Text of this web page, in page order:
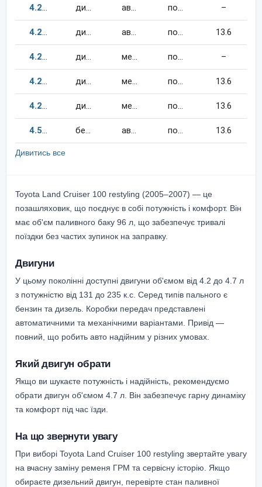
4.2131 дизель автомат повний –
4.2204 дизель автомат повний 13.6
4.2180 дизель механіка повний –
4.2204 дизель механіка повний 13.6
4.2131 дизель механіка повний 13.6
4.5212 бензин автомат повний 13.6
Дивитись все
Toyota Land Cruiser 100 restyling (2005–2007) — це
позашляховик, що поєднує в собі потужність і комфорт. Він
має об'єм паливного баку 96 л, що забезпечує тривалі
поїздки без частих зупинок на заправку.
Двигуни
У цьому поколінні доступні двигуни об'ємом від 4.2 до 4.7 л
з потужністю від 131 до 235 к.с. Серед типів пального є
бензин та дизель. Коробки передач представлені
автоматичними та механічними варіантами. Привід —
повний, що робить авто надійним у різних умовах.
Який двигун обрати
Якщо ви шукаєте потужність і надійність, рекомендуємо
обрати двигун об'ємом 4.7 л. Він забезпечує гарну динаміку
та комфорт під час їзди.
На що звернути увагу
При виборі Toyota Land Cruiser 100 restyling звертайте увагу
на вчасну заміну ременя ГРМ та сервісну історію. Якщо
обираєте дизельний двигун, перевірте стан паливної